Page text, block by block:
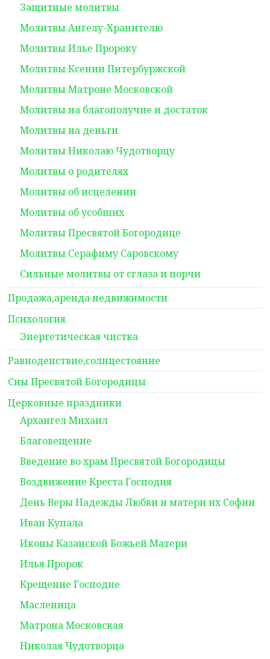
Защитные молитвы
Молитвы Ангелу-Хранителю
Молитвы Илье Пророку
Молитвы Ксении Питербуржской
Молитвы Матроне Московской
Молитвы на благополучие и достаток
Молитвы на деньги
Молитвы Николаю Чудотворцу
Молитвы о родителях
Молитвы об исцелении
Молитвы об усобших
Молитвы Пресвятой Богородице
Молитвы Серафиму Саровскому
Сильные молитвы от сглаза и порчи
Продажа,аренда недвижимости
Психология
Энергетическая чистка
Равноденствие,солнцестояние
Сны Пресвятой Богородицы
Церковные праздники
Архангел Михаил
Благовещение
Введение во храм Пресвятой Богородицы
Воздвижение Креста Господня
День Веры Надежды Любви и матери их Софии
Иван Купала
Иконы Казанской Божьей Матери
Илья Пророк
Крещение Господне
Масленица
Матрона Московская
Николая Чудотворца